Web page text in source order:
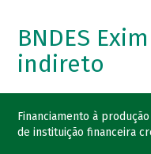
BNDES
indireto
Financiamento à
de instituição financeira